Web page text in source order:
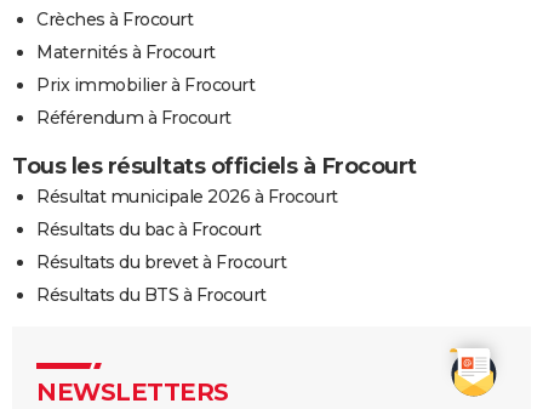
Crèches à Frocourt
Maternités à Frocourt
Prix immobilier à Frocourt
Référendum à Frocourt
Tous les résultats officiels à Frocourt
Résultat municipale 2026 à Frocourt
Résultats du bac à Frocourt
Résultats du brevet à Frocourt
Résultats du BTS à Frocourt
NEWSLETTERS